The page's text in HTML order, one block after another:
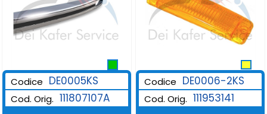
Codice DE0005KS
Cod. Orig. 111807107A
Codice DE0006-2KS
Cod. Orig. 111953141